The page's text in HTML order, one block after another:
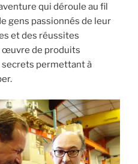
qui déroule au fil
gens passionnés de leur
et des réussites
œuvre de produits
permettant à